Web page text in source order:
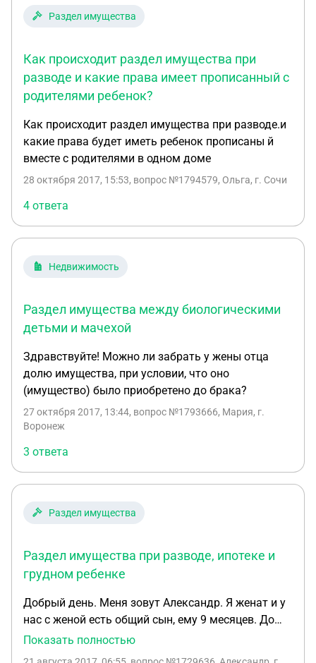
Раздел имущества
Как происходит раздел имущества при
разводе и какие права имеет прописанный с
родителями ребенок?
Как происходит раздел имущества при разводе.и
какие права будет иметь ребенок прописаны й
вместе с родителями в одном доме
28 октября 2017, 15:53, вопрос №1794579, Ольга, г. Сочи
4 ответа
Недвижимость
Раздел имущества между биологическими
детьми и мачехой
Здравствуйте! Можно ли забрать у жены отца
долю имущества, при условии, что оно
(имущество) было приобретено до брака?
27 октября 2017, 13:44, вопрос №1793666, Мария, г.
Воронеж
3 ответа
Раздел имущества
Раздел имущества при разводе, ипотеке и
грудном ребенке
Добрый день. Меня зовут Александр. Я женат и у
нас с женой есть общий сын, ему 9 месяцев. До
свадьбы у меня в собственности была
Показать полностью